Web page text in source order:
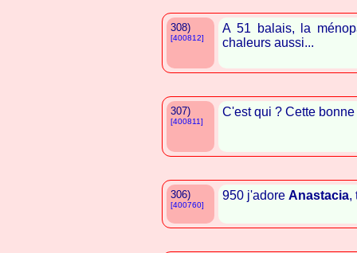
308)
[400812]
A 51 balais, la
chaleurs aussi...
307)
[400811]
C'est qui ? Cette bonne
306)
[400760]
950 j'adore Anastacia,